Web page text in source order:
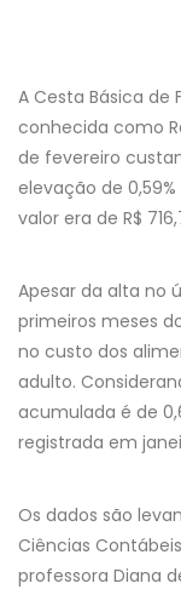
A Cesta Básica
conhecida como
de fevereiro
elevação de
valor era de R$
Apesar da alta no
primeiros meses
no custo dos
adulto.
acumulada é de
registrada em
Os dados são
Ciências
professora Diana